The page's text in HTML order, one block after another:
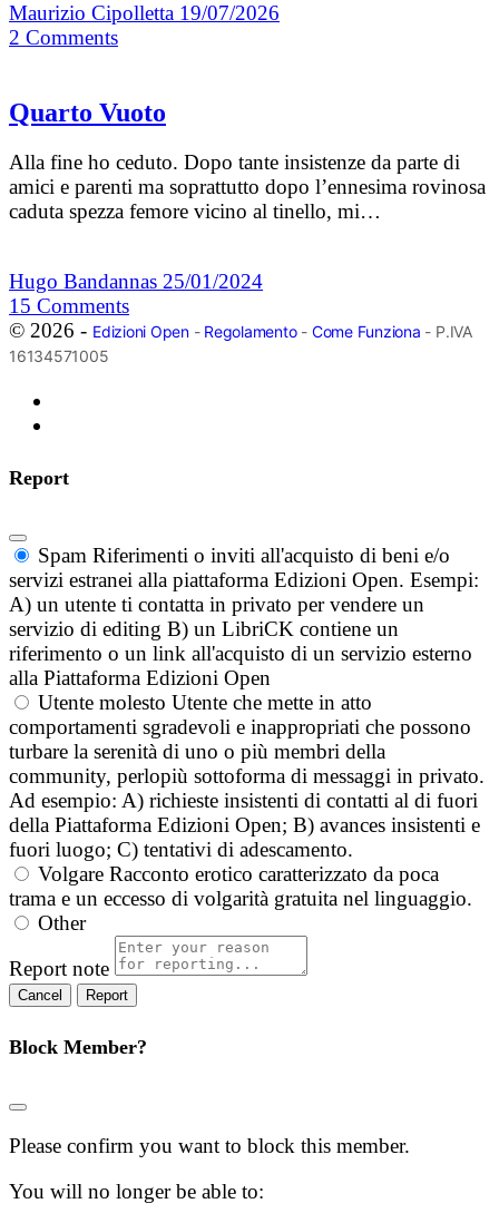
Maurizio Cipolletta 19/07/2026
2 Comments
Quarto Vuoto
Alla fine ho ceduto. Dopo tante insistenze da parte di
amici e parenti ma soprattutto dopo l’ennesima rovinosa
caduta spezza femore vicino al tinello, mi…
Hugo Bandannas 25/01/2024
15 Comments
© 2026 - Edizioni Open- Regolamento- Come Funziona - P.IVA
16134571005
Report
Spam Riferimenti o inviti all'acquisto di beni e/o
servizi estranei alla piattaforma Edizioni Open. Esempi:
A) un utente ti contatta in privato per vendere un
servizio di editing B) un LibriCK contiene un
riferimento o un link all'acquisto di un servizio esterno
alla Piattaforma Edizioni Open
Utente molesto Utente che mette in atto
comportamenti sgradevoli e inappropriati che possono
turbare la serenità di uno o più membri della
community, perlopiù sottoforma di messaggi in privato.
Ad esempio: A) richieste insistenti di contatti al di fuori
della Piattaforma Edizioni Open; B) avances insistenti e
fuori luogo; C) tentativi di adescamento.
Volgare Racconto erotico caratterizzato da poca
trama e un eccesso di volgarità gratuita nel linguaggio.
Other
Report note
Report
Block Member?
Please confirm you want to block this member.
You will no longer be able to: